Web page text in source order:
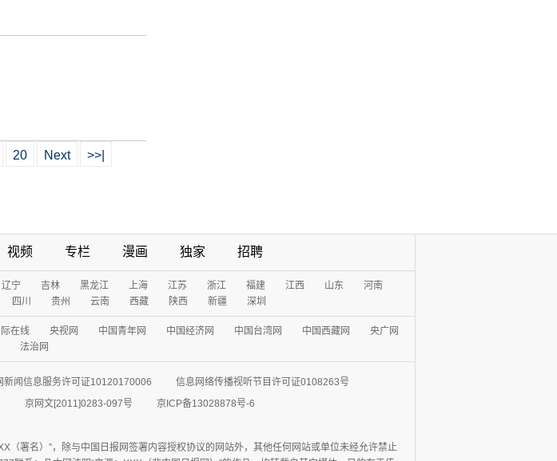
20 Next >>|
视频 专栏 漫画 独家 招聘
辽宁 吉林 黑龙江 上海 江苏 浙江 福建 江西 山东
河南
四川 贵州 云南 西藏 陕西 新疆 深圳
际在线 央视网 中国青年网 中国经济网 中国台湾网 中国西藏网
央广网
法治网
新闻信息服务许可证10120170006
信息网络传播视听节目许可证0108263号
京网文[2011]0283-097号 京ICP备13028878号-6
（署名）”，除与中国日报网签署内容授权协议的网站外，其他任何网站或单位未经允许禁止